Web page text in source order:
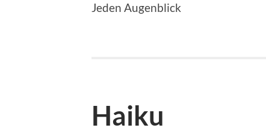
Jeden Augenblick
Haiku